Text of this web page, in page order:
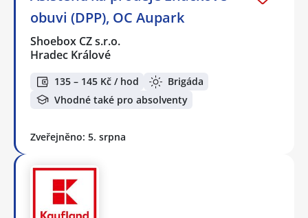
obuvi (DPP), OC Aupark
Shoebox CZ s.r.o.
Hradec Králové
135 – 145 Kč / hod
Brigáda
Vhodné také pro absolventy
Zveřejněno: 5. srpna